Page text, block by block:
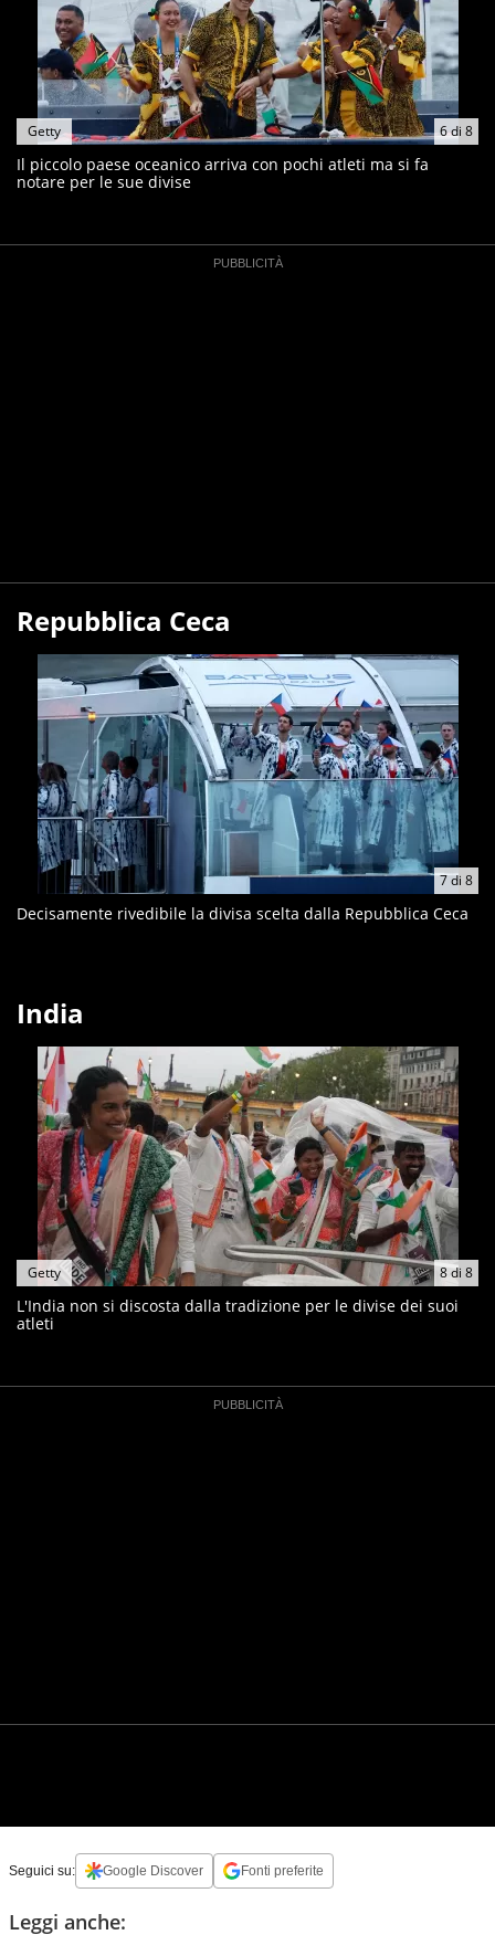
6di 8
Getty
Il piccolo paese oceanico arriva con pochi atleti ma si fa
notare per le sue divise
Repubblica Ceca
7di 8
Decisamente rivedibile la divisa scelta dalla Repubblica Ceca
India
8di 8
Getty
L'India non si discosta dalla tradizione per le divise dei suoi
atleti
Seguici su: Google Discover Fonti preferite
Leggi anche: